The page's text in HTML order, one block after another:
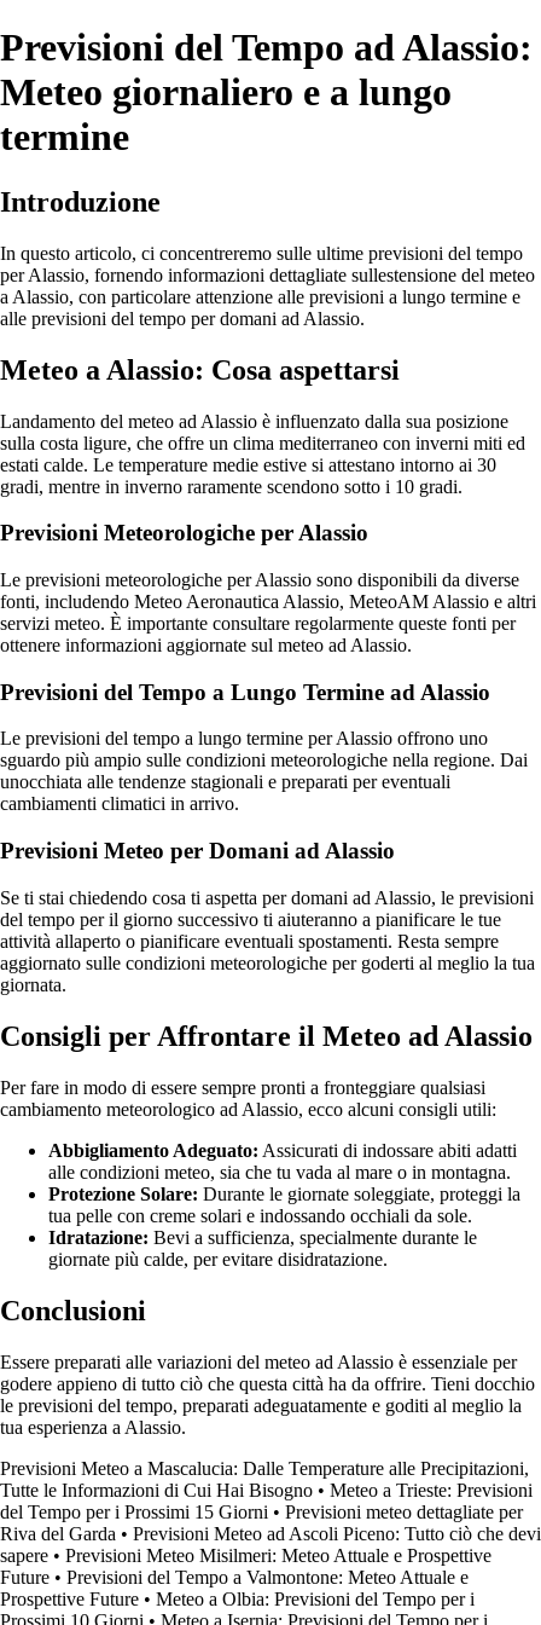
Previsioni del Tempo ad Alassio:
Meteo giornaliero e a lungo
termine
Introduzione
In questo articolo, ci concentreremo sulle ultime previsioni del tempo
per Alassio, fornendo informazioni dettagliate sullestensione del meteo
a Alassio, con particolare attenzione alle previsioni a lungo termine e
alle previsioni del tempo per domani ad Alassio.
Meteo a Alassio: Cosa aspettarsi
Landamento del meteo ad Alassio è influenzato dalla sua posizione
sulla costa ligure, che offre un clima mediterraneo con inverni miti ed
estati calde. Le temperature medie estive si attestano intorno ai 30
gradi, mentre in inverno raramente scendono sotto i 10 gradi.
Previsioni Meteorologiche per Alassio
Le previsioni meteorologiche per Alassio sono disponibili da diverse
fonti, includendo Meteo Aeronautica Alassio, MeteoAM Alassio e altri
servizi meteo. È importante consultare regolarmente queste fonti per
ottenere informazioni aggiornate sul meteo ad Alassio.
Previsioni del Tempo a Lungo Termine ad Alassio
Le previsioni del tempo a lungo termine per Alassio offrono uno
sguardo più ampio sulle condizioni meteorologiche nella regione. Dai
unocchiata alle tendenze stagionali e preparati per eventuali
cambiamenti climatici in arrivo.
Previsioni Meteo per Domani ad Alassio
Se ti stai chiedendo cosa ti aspetta per domani ad Alassio, le previsioni
del tempo per il giorno successivo ti aiuteranno a pianificare le tue
attività allaperto o pianificare eventuali spostamenti. Resta sempre
aggiornato sulle condizioni meteorologiche per goderti al meglio la tua
giornata.
Consigli per Affrontare il Meteo ad Alassio
Per fare in modo di essere sempre pronti a fronteggiare qualsiasi
cambiamento meteorologico ad Alassio, ecco alcuni consigli utili:
Abbigliamento Adeguato: Assicurati di indossare abiti adatti
alle condizioni meteo, sia che tu vada al mare o in montagna.
Protezione Solare: Durante le giornate soleggiate, proteggi la
tua pelle con creme solari e indossando occhiali da sole.
Idratazione: Bevi a sufficienza, specialmente durante le
giornate più calde, per evitare disidratazione.
Conclusioni
Essere preparati alle variazioni del meteo ad Alassio è essenziale per
godere appieno di tutto ciò che questa città ha da offrire. Tieni docchio
le previsioni del tempo, preparati adeguatamente e goditi al meglio la
tua esperienza a Alassio.
Previsioni Meteo a Mascalucia: Dalle Temperature alle Precipitazioni,
Tutte le Informazioni di Cui Hai Bisogno • Meteo a Trieste: Previsioni
del Tempo per i Prossimi 15 Giorni • Previsioni meteo dettagliate per
Riva del Garda • Previsioni Meteo ad Ascoli Piceno: Tutto ciò che devi
sapere • Previsioni Meteo Misilmeri: Meteo Attuale e Prospettive
Future • Previsioni del Tempo a Valmontone: Meteo Attuale e
Prospettive Future • Meteo a Olbia: Previsioni del Tempo per i
Prossimi 10 Giorni • Meteo a Isernia: Previsioni del Tempo per i